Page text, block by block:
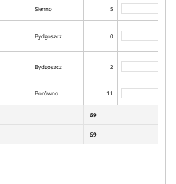
Sienno 5
Bydgoszcz 0
Bydgoszcz 2
Borówno 11
69
69